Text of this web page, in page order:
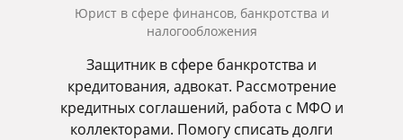
Юрист в сфере финансов, банкротства и
налогообложения
Защитник в сфере банкротства и
кредитования, адвокат. Рассмотрение
кредитных соглашений, работа с МФО и
коллекторами. Помогу списать долги